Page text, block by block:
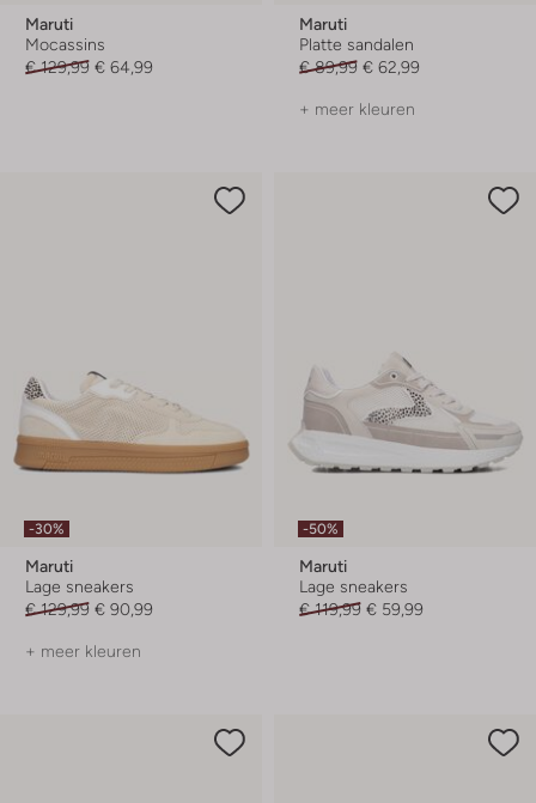
Maruti
Mocassins
€ 129,99 € 64,99
Maruti
Platte sandalen
€ 89,99 € 62,99
+ meer kleuren
-30%
Maruti
Lage sneakers
€ 129,99 € 90,99
+ meer kleuren
-50%
Maruti
Lage sneakers
€ 119,99 € 59,99